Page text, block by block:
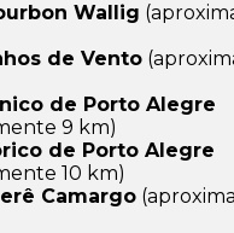
Wallig
de Vento
de Porto Alegre
9 km)
de Porto Alegre
10 km)
Camargo